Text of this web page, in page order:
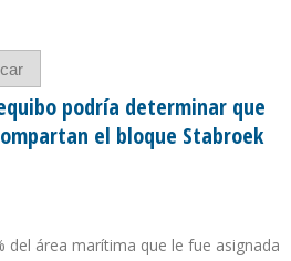
podría determinar que
el bloque Stabroek
del área marítima que le fue asignada